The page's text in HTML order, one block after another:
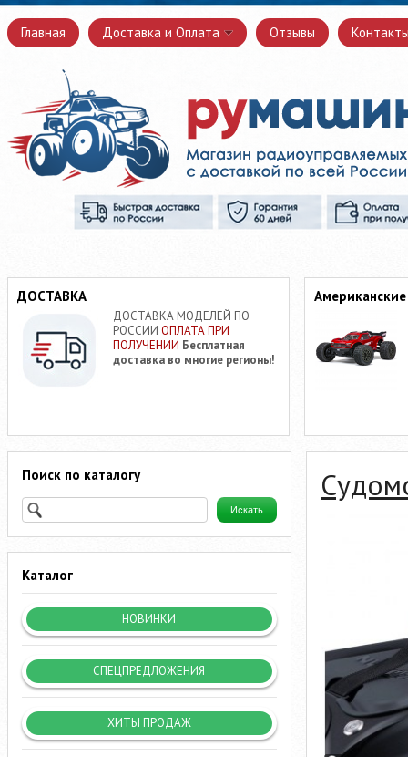
Главная Доставка и Оплата Отзывы
ДОСТАВКА
ДОСТАВКА МОДЕЛЕЙ ПО
РОССИИ ОПЛАТА ПРИ
ПОЛУЧЕНИИ Бесплатная
доставка во многие регионы!
Поиск по каталогу
Каталог
НОВИНКИ
СПЕЦПРЕДЛОЖЕНИЯ
ХИТЫ ПРОДАЖ